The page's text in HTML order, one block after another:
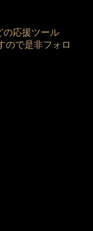
の応援ツール
ので是非フォロ